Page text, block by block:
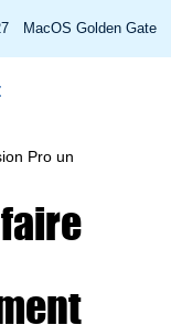
MacOS Golden Gate
Pro un